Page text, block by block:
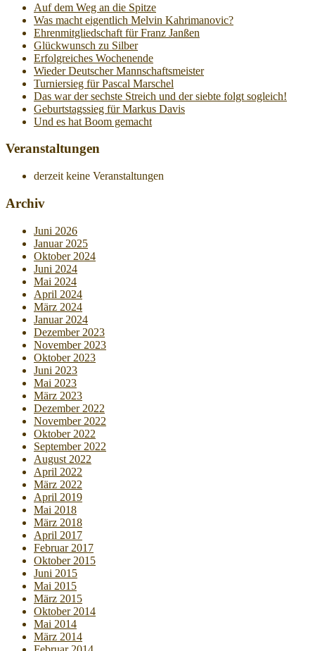
Auf dem Weg an die Spitze
Was macht eigentlich Melvin Kahrimanovic?
Ehrenmitgliedschaft für Franz Janßen
Glückwunsch zu Silber
Erfolgreiches Wochenende
Wieder Deutscher Mannschaftsmeister
Turniersieg für Pascal Marschel
Das war der sechste Streich und der siebte folgt sogleich!
Geburtstagssieg für Markus Davis
Und es hat Boom gemacht
Veranstaltungen
derzeit keine Veranstaltungen
Archiv
Juni 2026
Januar 2025
Oktober 2024
Juni 2024
Mai 2024
April 2024
März 2024
Januar 2024
Dezember 2023
November 2023
Oktober 2023
Juni 2023
Mai 2023
März 2023
Dezember 2022
November 2022
Oktober 2022
September 2022
August 2022
April 2022
März 2022
April 2019
Mai 2018
März 2018
April 2017
Februar 2017
Oktober 2015
Juni 2015
Mai 2015
März 2015
Oktober 2014
Mai 2014
März 2014